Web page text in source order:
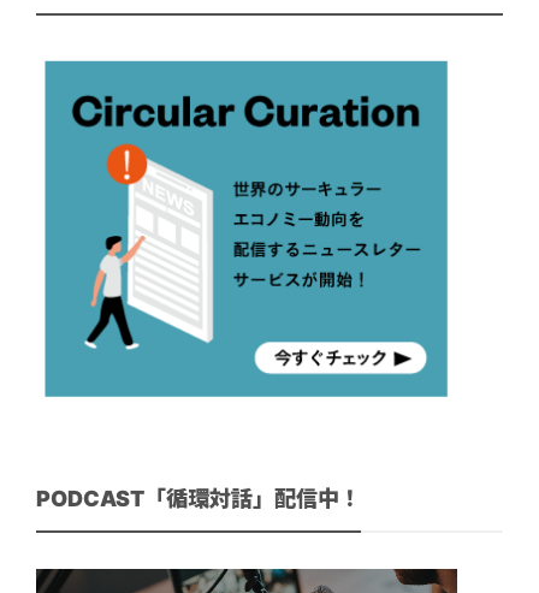
PODCAST「循環対話」配信中！